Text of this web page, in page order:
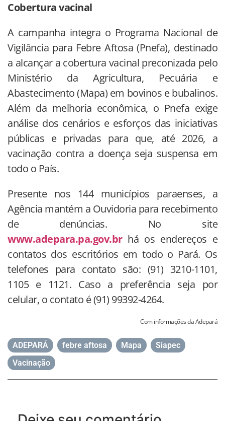
Cobertura vacinal
A campanha integra o Programa Nacional de
Vigilância para Febre Aftosa (Pnefa), destinado
a alcançar a cobertura vacinal preconizada pelo
Ministério da Agricultura, Pecuária e
Abastecimento (Mapa) em bovinos e bubalinos.
Além da melhoria econômica, o Pnefa exige
análise dos cenários e esforços das iniciativas
públicas e privadas para que, até 2026, a
vacinação contra a doença seja suspensa em
todo o País.
Presente nos 144 municípios paraenses, a
Agência mantém a Ouvidoria para recebimento
de denúncias. No site
www.adepara.pa.gov.brhá os endereços e
contatos dos escritórios em todo o Pará. Os
telefones para contato são: (91) 3210-1101,
1105 e 1121. Caso a preferência seja por
celular, o contato é (91) 99392-4264.
Com informações da Adepará
ADEPARÁ febre aftosa Mapa Siapec
Vacinação